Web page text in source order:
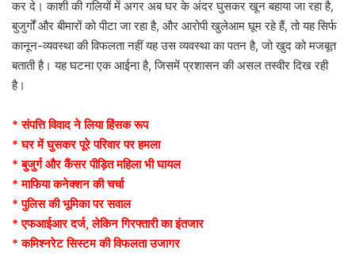
कर दे। काशी की गलियों में अगर अब घर के अंदर घुसकर खून बहाया जा रहा है,
बुजुर्गों और बीमारों को पीटा जा रहा है, और आरोपी खुलेआम घूम रहे हैं, तो यह सिर्फ
कानून-व्यवस्था की विफलता नहीं यह उस व्यवस्था का पतन है, जो खुद को मजबूत
बताती है। यह घटना एक आईना है, जिसमें प्रशासन की असल तस्वीर दिख रही
है।
* संपत्ति विवाद ने लिया हिंसक रूप
* घर में घुसकर पूरे परिवार पर हमला
* बुजुर्ग और कैंसर पीड़ित महिला भी घायल
* माफिया कनेक्शन की चर्चा
* पुलिस की भूमिका पर सवाल
* एफआईआर दर्ज, लेकिन गिरफ्तारी का इंतजार
* कमिश्नरेट सिस्टम की विफलता उजागर